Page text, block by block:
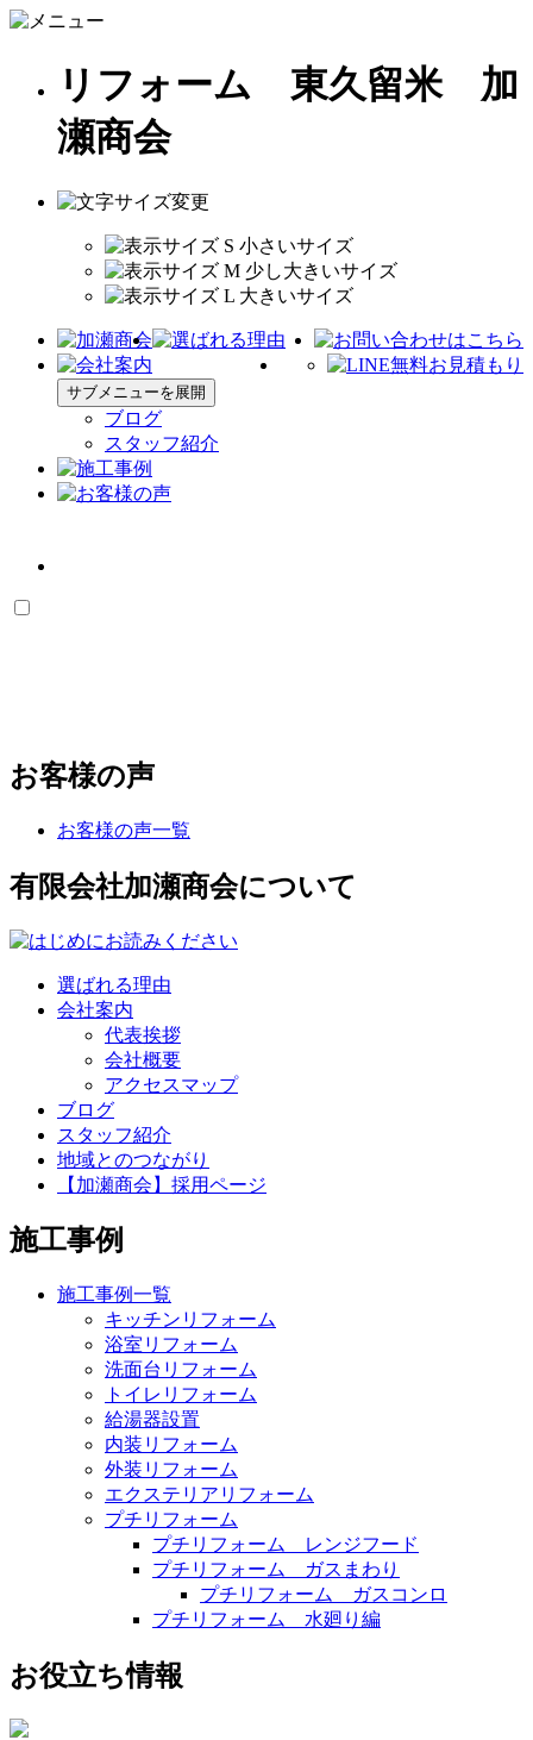
リフォーム 東久留米 加
瀬商会
サブメニューを展開
ブログ
スタッフ紹介
お客様の声
お客様の声一覧
有限会社加瀬商会について
選ばれる理由
会社案内
代表挨拶
会社概要
アクセスマップ
ブログ
スタッフ紹介
地域とのつながり
【加瀬商会】採用ページ
施工事例
施工事例一覧
キッチンリフォーム
浴室リフォーム
洗面台リフォーム
トイレリフォーム
給湯器設置
内装リフォーム
外装リフォーム
エクステリアリフォーム
プチリフォーム
プチリフォーム レンジフード
プチリフォーム ガスまわり
プチリフォーム ガスコンロ
プチリフォーム 水廻り編
お役立ち情報